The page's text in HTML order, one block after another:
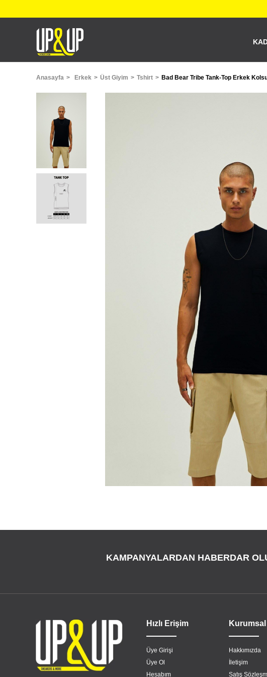
Anasayfa Erkek Üst Giyim Tshirt Bad Bear Tribe Tank-Top Erkek
KAMPANYALARDAN HABERDAR
Hızlı Erişim
Üye Girişi
Üye Ol
Hesabım
Kurumsal
Hakkımızda
İletişim
Satış